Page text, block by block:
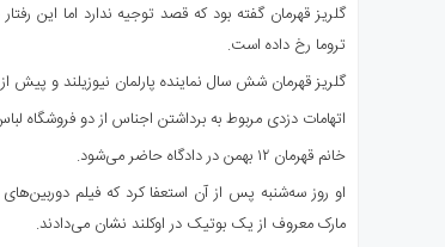
گلریز قهرمان گفته بود که قصد توجیه ندارد اما
تروما رخ داده است.
گلریز قهرمان شش سال نماینده پارلمان نیوزیلند و پیش
اتهامات دزدی مربوط به برداشتن اجناس از دو فروشگاه
خانم قهرمان ۱۲ بهمن در دادگاه حاضر می‌شود.
او روز سه‌شنبه پس از آن استعفا کرد که فیلم‌
مارک معروف از یک بوتیک در اوکلند نشان می‌دادند.